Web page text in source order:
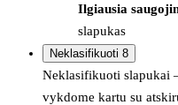
Ilgiausia
slapukas
Neklasifikuoti 8
Neklasifikuoti slapukai
vykdome kartu su